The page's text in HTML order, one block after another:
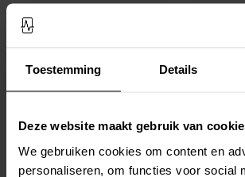
Toestemming Details
Deze website maakt gebruik van
We gebruiken cookies om content en
personaliseren, om functies voor social
Fitbit Versa 3/Sense Crystal Bracelet
Zilver
Fitbit Versa